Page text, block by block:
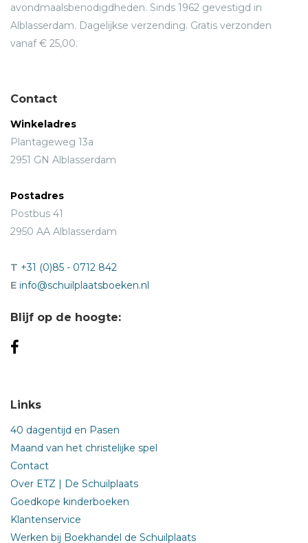
avondmaalsbenodigdheden. Sinds 1962 gevestigd in
Alblasserdam. Dagelijkse verzending. Gratis verzonden
vanaf € 25,00.
Contact
Winkeladres
Plantageweg 13a
2951 GN Alblasserdam
Postadres
Postbus 41
2950 AA Alblasserdam
T +31 (0)85 - 0712 842
E info@schuilplaatsboeken.nl
Blijf op de hoogte:
Links
40 dagentijd en Pasen
Maand van het christelijke spel
Contact
Over ETZ | De Schuilplaats
Goedkope kinderboeken
Klantenservice
Werken bij Boekhandel de Schuilplaats